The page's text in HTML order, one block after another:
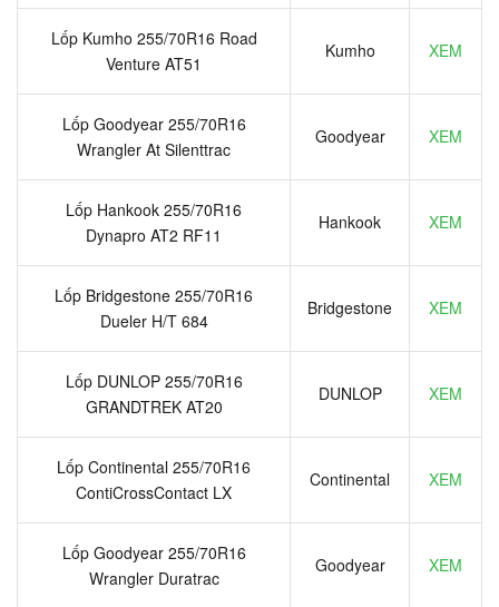
Lốp Kumho 255/70R16 Road
Venture AT51
Kumho XEM
Lốp Goodyear 255/70R16
Wrangler At Silenttrac
Goodyear XEM
Lốp Hankook 255/70R16
Dynapro AT2 RF11
Hankook XEM
Lốp Bridgestone 255/70R16
Dueler H/T 684
Bridgestone XEM
Lốp DUNLOP 255/70R16
GRANDTREK AT20
DUNLOP XEM
Lốp Continental 255/70R16
ContiCrossContact LX
Continental XEM
Lốp Goodyear 255/70R16
Wrangler Duratrac
Goodyear XEM